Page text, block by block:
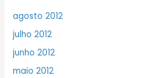
agosto 2012
julho 2012
junho 2012
maio 2012